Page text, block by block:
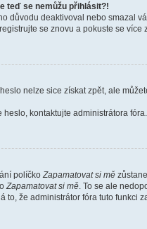
teď se nemůžu přihlásit?!
důvodu deaktivoval nebo smazal
se znovu a pokuste se více
nelze sice získat zpět, ale
kontaktujte administrátora fóra.
políčko Zapamatovat si mě
Zapamatovat si mě . To se ale
to, že administrátor fóra tuto funkci